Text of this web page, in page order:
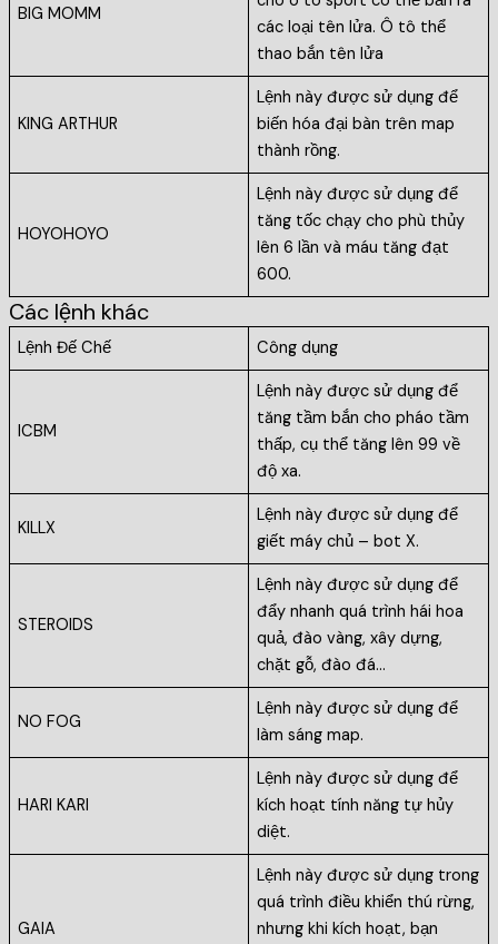
BIG MOMM
các loại tên lửa. Ô tô thể
thao bắn tên lửa
KING ARTHUR
Lệnh này được sử dụng để
biến hóa đại bàn trên map
thành rồng.
HOYOHOYO
Lệnh này được sử dụng để
tăng tốc chạy cho phù thủy
lên 6 lần và máu tăng đạt
600.
Các lệnh khác
Lệnh Đế Chế Công dụng
ICBM
Lệnh này được sử dụng để
tăng tầm bắn cho pháo tầm
thấp, cụ thể tăng lên 99 về
độ xa.
KILLX
Lệnh này được sử dụng để
giết máy chủ – bot X.
STEROIDS
Lệnh này được sử dụng để
đẩy nhanh quá trình hái hoa
quả, đào vàng, xây dựng,
chặt gỗ, đào đá…
NO FOG
Lệnh này được sử dụng để
làm sáng map.
HARI KARI
Lệnh này được sử dụng để
kích hoạt tính năng tự hủy
diệt.
GAIA
Lệnh này được sử dụng trong
quá trình điều khiển thú rừng,
nhưng khi kích hoạt, bạn